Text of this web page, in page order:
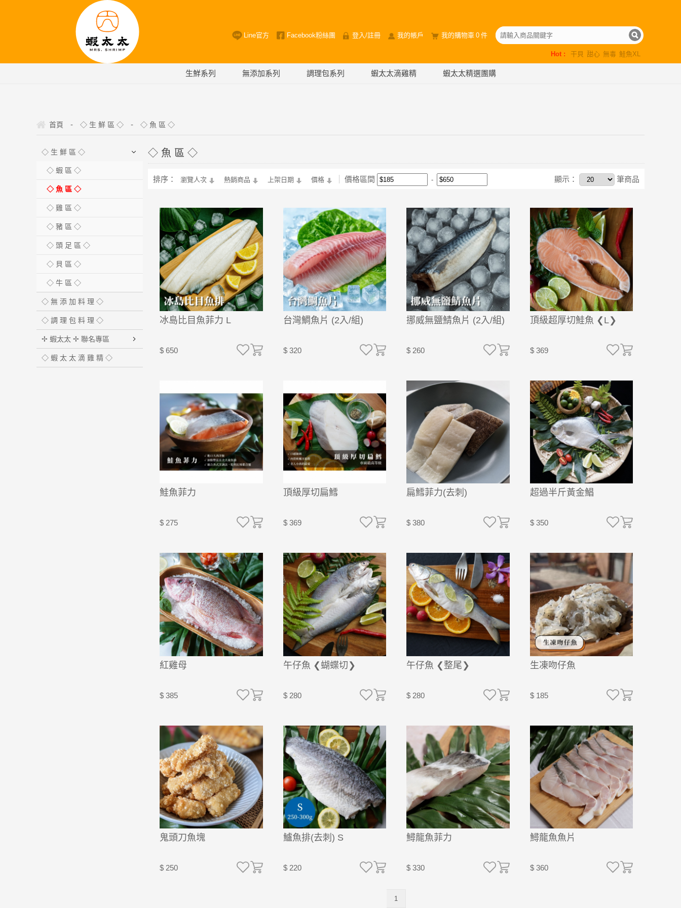
Line官方 Facebook粉絲團 登入/註冊 我的帳戶 我的購物車 0 件
Hot : 干貝 甜心 無毒 鮭魚XL
生鮮系列 無添加系列 調理包系列 蝦太太滴雞精 蝦太太精選團購
首頁 - ◇ 生 鮮 區 ◇ - ◇ 魚 區 ◇
◇ 生 鮮 區 ◇
◇ 蝦 區 ◇
◇ 魚 區 ◇
◇ 雞 區 ◇
◇ 豬 區 ◇
◇ 頭 足 區 ◇
◇ 貝 區 ◇
◇ 牛 區 ◇
◇ 無 添 加 料 理 ◇
◇ 調 理 包 料 理 ◇
✢ 蝦太太 ✢ 聯名專區
◇ 蝦 太 太 滴 雞 精 ◇
◇ 魚 區 ◇
排序： 瀏覽人次 熱銷商品 上架日期 價格 價格區間 顯示： 筆商品
冰島比目魚菲力 L
$ 650
台灣鯛魚片 (2入/組)
$ 320
挪威無鹽鯖魚片 (2入/組)
$ 260
頂級超厚切鮭魚 ❮L❯
$ 369
鮭魚菲力
$ 275
頂級厚切扁鱈
$ 369
扁鱈菲力(去刺)
$ 380
超過半斤黃金鯧
$ 350
紅雞母
$ 385
午仔魚 ❮蝴蝶切❯
$ 280
午仔魚 ❮整尾❯
$ 280
生凍吻仔魚
$ 185
鬼頭刀魚塊
$ 250
鱸魚排(去刺) S
$ 220
鱘龍魚菲力
$ 330
鱘龍魚魚片
$ 360
1